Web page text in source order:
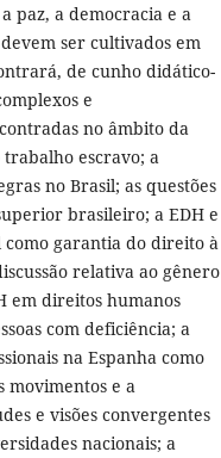
paz, a democracia e a
ser cultivados em
de cunho didático-
e
no âmbito da
trabalho escravo; a
no Brasil; as questões
brasileiro; a EDH e
garantia do direito à
relativa ao gênero
em direitos humanos
com deficiência; a
na Espanha como
movimentos e a
e visões convergentes
nacionais; a